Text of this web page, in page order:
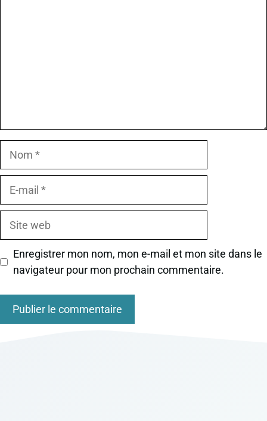
Nom
Site
Enregistrer mon nom, mon e-mail et mon site dans le
navigateur pour mon prochain commentaire.